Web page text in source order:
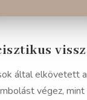
által elkövetett
végez, mint